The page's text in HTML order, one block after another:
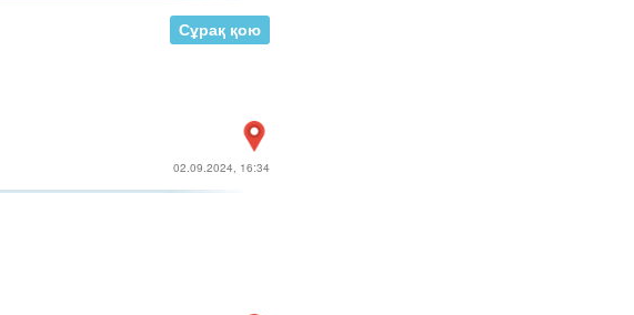
Сұрақ қою
02.09.2024, 16:34